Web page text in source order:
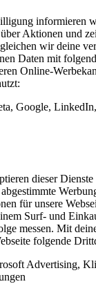
informieren
Aktionen und
wir deine
Daten mit
Online-
Google,
dieser
für unsere
Surf- und
messen. Mit
folgende
Advertising,